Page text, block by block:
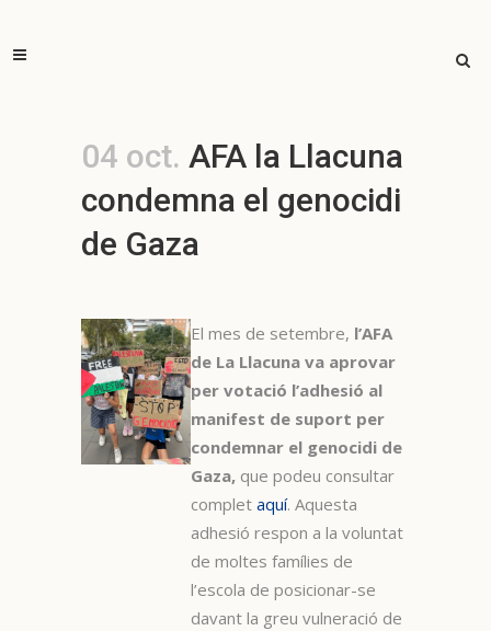
04 oct. AFA la Llacuna
condemna el genocidi
de Gaza
El mes de setembre, l’AFA
de La Llacuna va aprovar
per votació l’adhesió al
manifest de suport per
condemnar el genocidi de
Gaza, que podeu consultar
complet aquí. Aquesta
adhesió respon a la voluntat
de moltes famílies de
l’escola de posicionar-se
davant la greu vulneració de